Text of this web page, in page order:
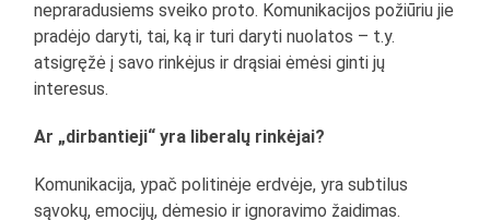
nepraradusiems sveiko proto. Komunikacijos požiūriu jie
pradėjo daryti, tai, ką ir turi daryti nuolatos – t.y.
atsigręžė į savo rinkėjus ir drąsiai ėmėsi ginti jų
interesus.
Ar „dirbantieji“ yra liberalų rinkėjai?
Komunikacija, ypač politinėje erdvėje, yra subtilus
sąvokų, emocijų, dėmesio ir ignoravimo žaidimas.